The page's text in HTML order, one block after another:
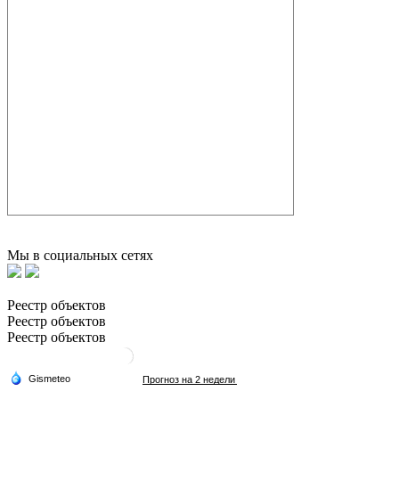
Мы в социальных сетях
Реестр объектов
Реестр объектов
Реестр объектов